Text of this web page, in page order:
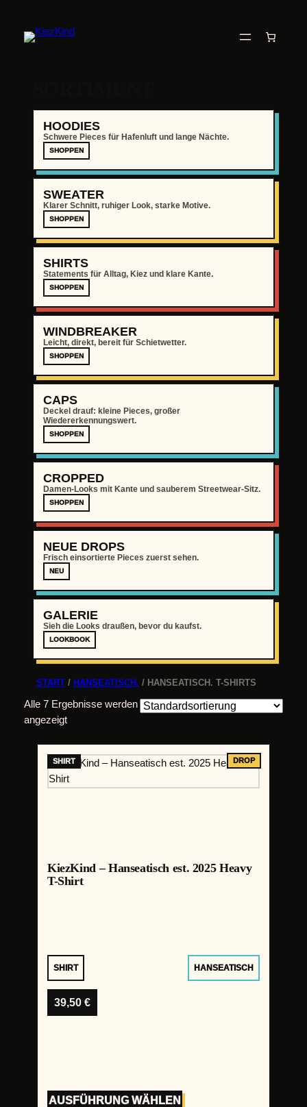
HOODIES
Schwere Pieces für Hafenluft und lange Nächte.
SHOPPEN
SWEATER
Klarer Schnitt, ruhiger Look, starke Motive.
SHOPPEN
SHIRTS
Statements für Alltag, Kiez und klare Kante.
SHOPPEN
WINDBREAKER
Leicht, direkt, bereit für Schietwetter.
SHOPPEN
CAPS
Deckel drauf: kleine Pieces, großer
Wiedererkennungswert.
SHOPPEN
CROPPED
Damen-Looks mit Kante und sauberem Streetwear-Sitz.
SHOPPEN
NEUE DROPS
Frisch einsortierte Pieces zuerst sehen.
NEU
GALERIE
Sieh die Looks draußen, bevor du kaufst.
LOOKBOOK
START/ HANSEATISCH. / HANSEATISCH. T-SHIRTS
Alle 7 Ergebnisse werden
angezeigt
KiezKind – Hanseatisch est. 2025 Heavy
T-Shirt
SHIRT HANSEATISCH
39,50 €
AUSFÜHRUNG WÄHLEN